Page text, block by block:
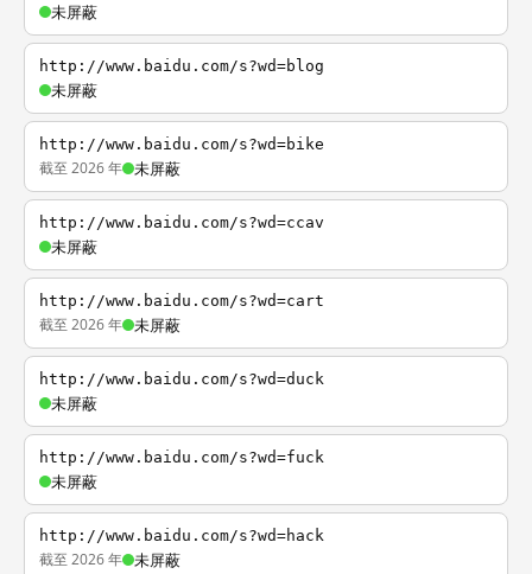
未屏蔽
http://www.baidu.com/s?wd=blog
未屏蔽
http://www.baidu.com/s?wd=bike
截至 2026 年 未屏蔽
http://www.baidu.com/s?wd=ccav
未屏蔽
http://www.baidu.com/s?wd=cart
截至 2026 年 未屏蔽
http://www.baidu.com/s?wd=duck
未屏蔽
http://www.baidu.com/s?wd=fuck
未屏蔽
http://www.baidu.com/s?wd=hack
截至 2026 年 未屏蔽